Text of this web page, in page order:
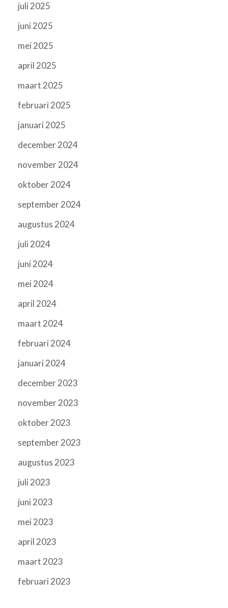
juli 2025
juni 2025
mei 2025
april 2025
maart 2025
februari 2025
januari 2025
december 2024
november 2024
oktober 2024
september 2024
augustus 2024
juli 2024
juni 2024
mei 2024
april 2024
maart 2024
februari 2024
januari 2024
december 2023
november 2023
oktober 2023
september 2023
augustus 2023
juli 2023
juni 2023
mei 2023
april 2023
maart 2023
februari 2023